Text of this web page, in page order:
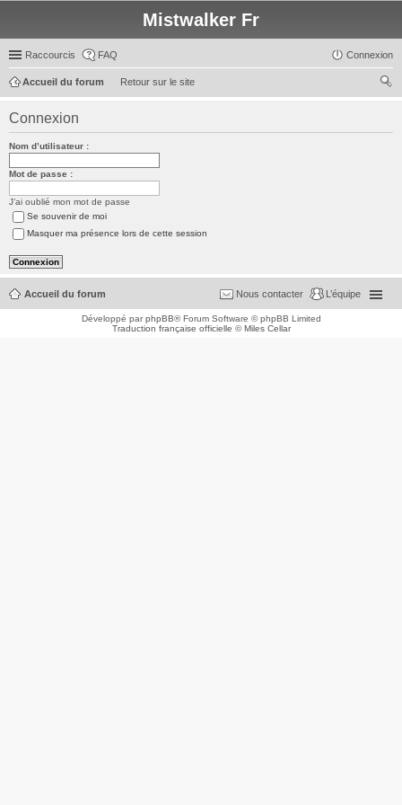
Mistwalker Fr
Raccourcis FAQ Connexion
Retour sur le site
Accueil du forum
Connexion
Nom d’utilisateur :
Mot de passe :
J’ai oublié mon mot de passe
Se souvenir de moi
Masquer ma présence lors de cette session
Accueil du forum L’équipe
Nous contacter
Développé parphpBB® Forum Software © phpBB Limited
Traduction française officielle ©Miles Cellar